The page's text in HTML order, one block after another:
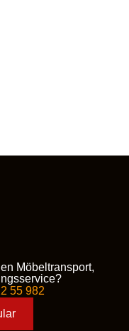
Möbeltransport,
55 982